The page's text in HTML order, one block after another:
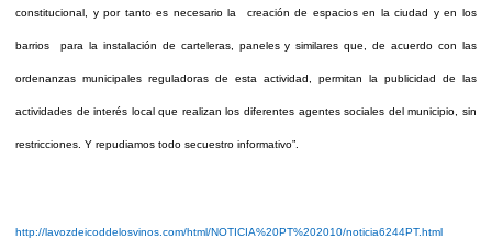
constitucional, y por tanto es necesario la creación de espacios en la ciudad y en los
barrios para la instalación de carteleras, paneles y similares que, de acuerdo con las
ordenanzas municipales reguladoras de esta actividad, permitan la publicidad de las
actividades de interés local que realizan los diferentes agentes sociales del municipio, sin
restricciones. Y repudiamos todo secuestro informativo”.
http://lavozdeicoddelosvinos.com/html/NOTICIA%20PT%202010/noticia6244PT.html